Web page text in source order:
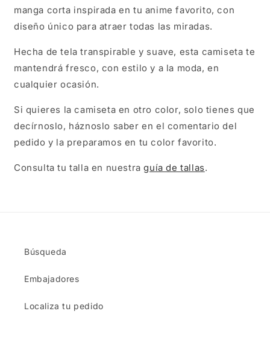
manga corta inspirada en tu anime favorito, con
diseño único para atraer todas las miradas.
Hecha de tela transpirable y suave, esta camiseta te
mantendrá fresco, con estilo y a la moda, en
cualquier ocasión.
Si quieres la camiseta en otro color, solo tienes que
decírnoslo, háznoslo saber en el comentario del
pedido y la preparamos en tu color favorito.
Consulta tu talla en nuestraguía de tallas.
Búsqueda
Embajadores
Localiza tu pedido